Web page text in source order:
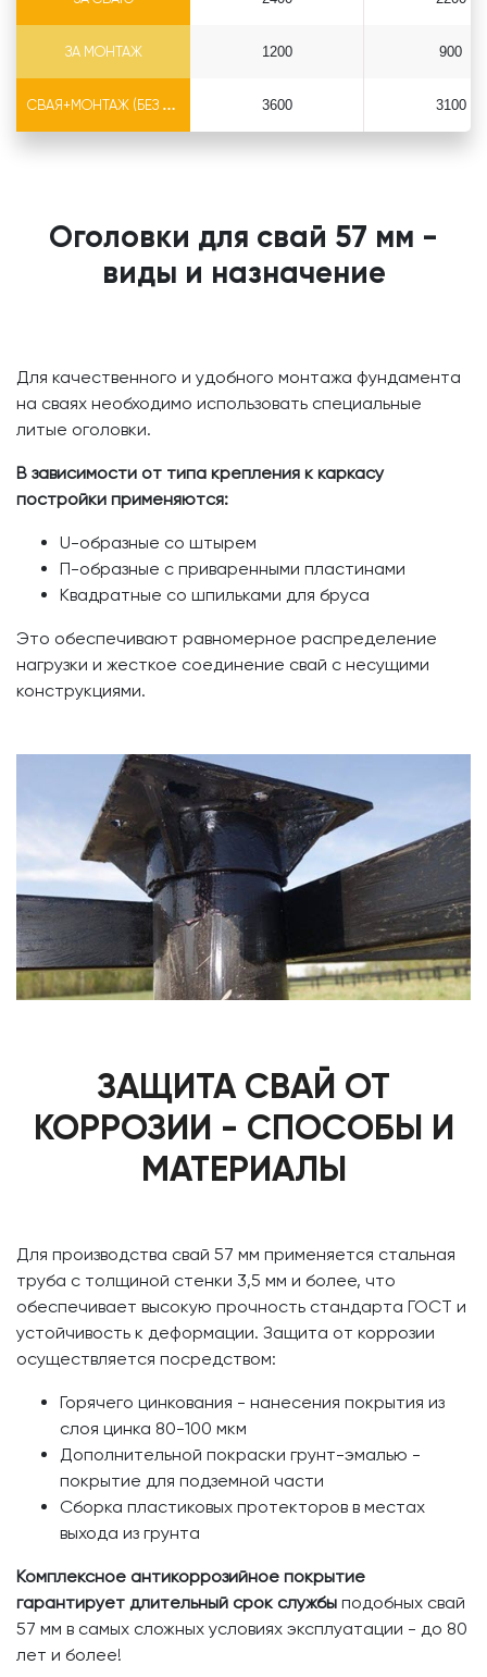
ЗА МОНТАЖ
СВАЯ+МОНТАЖ (БЕЗ ОГОЛОВКА)
1200
3600
900
3100
Оголовки для свай 57 мм -
виды и назначение
Для качественного и удобного монтажа фундамента
на сваях необходимо использовать специальные
литые оголовки.
В зависимости от типа крепления к каркасу
постройки применяются:
U-образные со штырем
П-образные с приваренными пластинами
Квадратные со шпильками для бруса
Это обеспечивают равномерное распределение
нагрузки и жесткое соединение свай с несущими
конструкциями.
ЗАЩИТА СВАЙ ОТ
КОРРОЗИИ - СПОСОБЫ И
МАТЕРИАЛЫ
Для производства свай 57 мм применяется стальная
труба с толщиной стенки 3,5 мм и более, что
обеспечивает высокую прочность стандарта ГОСТ и
устойчивость к деформации. Защита от коррозии
осуществляется посредством:
Горячего цинкования - нанесения покрытия из
слоя цинка 80-100 мкм
Дополнительной покраски грунт-эмалью -
покрытие для подземной части
Сборка пластиковых протекторов в местах
выхода из грунта
Комплексное антикоррозийное покрытие
гарантирует длительный срок службы подобных свай
57 мм в самых сложных условиях эксплуатации - до 80
лет и более!